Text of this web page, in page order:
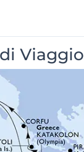
Viaggio